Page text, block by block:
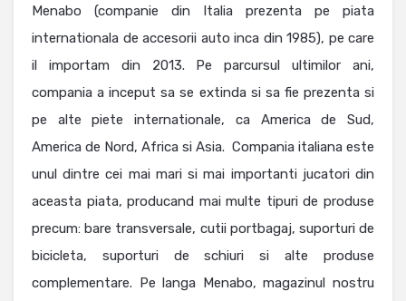
Menabo (companie din Italia prezenta pe piata
internationala de accesorii auto inca din 1985), pe care
il importam din 2013. Pe parcursul ultimilor ani,
compania a inceput sa se extinda si sa fie prezenta si
pe alte piete internationale, ca America de Sud,
America de Nord, Africa si Asia. Compania italiana este
unul dintre cei mai mari si mai importanti jucatori din
aceasta piata, producand mai multe tipuri de produse
precum: bare transversale, cutii portbagaj, suporturi de
bicicleta, suporturi de schiuri si alte produse
complementare. Pe langa Menabo, magazinul nostru